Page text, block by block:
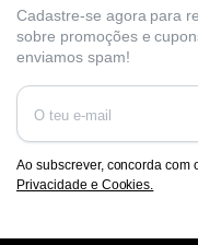
Cadastre-se agora para
sobre promoções e
enviamos spam!
Ao subscrever, concorda com
Privacidade e Cookies.